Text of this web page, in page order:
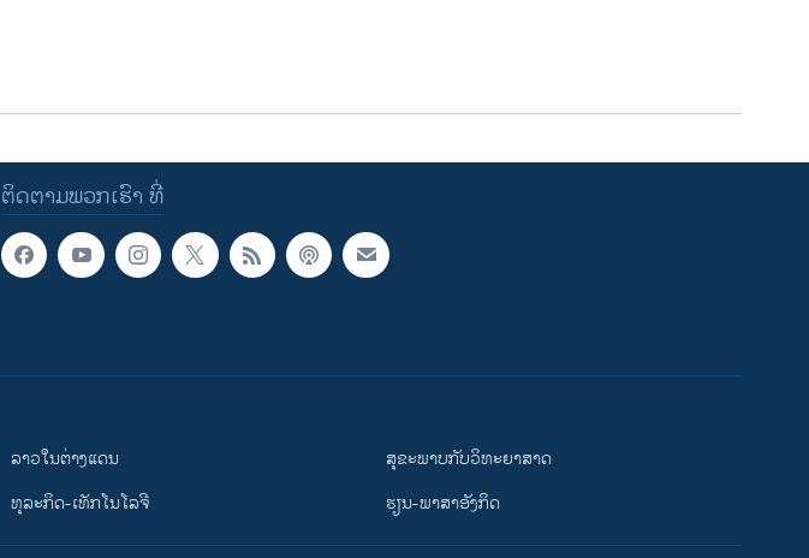
ຕິດຕາມພວກເຮົາ ທີ່
ລາວໃນຕ່າງແດນ
ທຸລະກິດ-ເທັກໂນໂລຈີ
ສຸຂະພາບກັບວິທະຍາສາດ
ຮຽນ-ພາສາອັງກິດ